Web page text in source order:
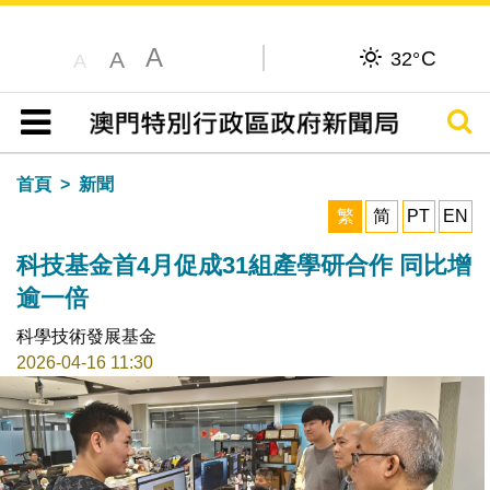
A A A 32°C
目錄
搜尋
首頁
新聞
繁
简 PT EN
科技基金首4月促成31組產學研合作 同比增
逾一倍
科學技術發展基金
2026-04-16 11:30